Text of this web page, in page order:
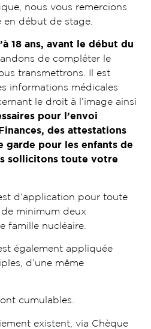
nous vous remercions
en début de stage.
18 ans, avant le début du
de compléter le
transmettrons. Il est
informations médicales
le droit à l’image ainsi
pour l’envoi
des attestations
garde pour les enfants de
sollicitons toute votre
d’application pour toute
minimum deux
famille nucléaire.
également appliquée
d’une même
cumulables.
existent, via Chèque